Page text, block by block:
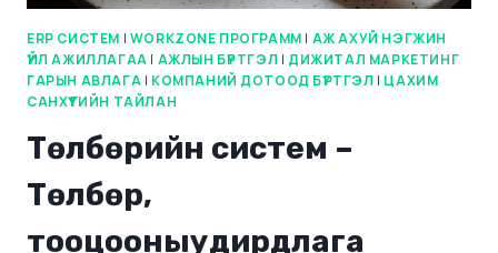
ERP СИСТЕМ | WORKZONE ПРОГРАММ | АЖ АХУЙ НЭГЖИН
ҮЙЛ АЖИЛЛАГАА | АЖЛЫН БҮРТГЭЛ | ДИЖИТАЛ МАРКЕТИНГ
ГАРЫН АВЛАГА | КОМПАНИЙ ДОТООД БҮРТГЭЛ | ЦАХИМ
САНХҮҮГИЙН ТАЙЛАН
Төлбөрийн систем –
Төлбөр,
тооцооныудирдлага